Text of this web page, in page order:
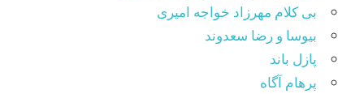
بی کلام مهرزاد خواجه امیری
بیوسا و رضا سعدوند
پازل باند
پرهام آگاه